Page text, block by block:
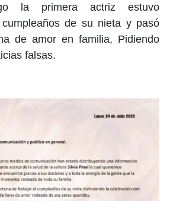
la primera actriz estuvo
de su nieta y pasó
de amor en familia, Pidiendo
falsas.